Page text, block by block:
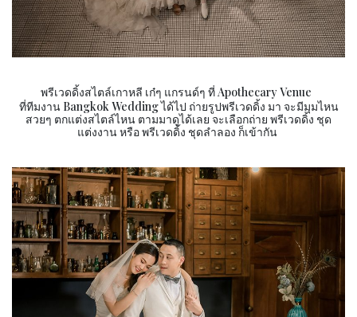
พรีเวดดิ้งสไตล์เกาหลี เก๋ๆ แกรนด์ๆ ที่ Apothecary Venue
ที่ทีมงาน Bangkok Wedding ได้ไป ถ่ายรูปพรีเวดดิ้ง มา จะมีมุมไหน
สวยๆ ตกแต่งสไตล์ไหน ตามมาดูได้เลย จะเลือกถ่าย พรีเวดดิ้ง ชุด
แต่งงาน หรือ พรีเวดดิ้ง ชุดลำลอง ก็เข้ากัน